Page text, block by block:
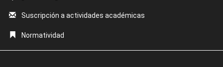
Suscripción a actividades académicas
Normatividad